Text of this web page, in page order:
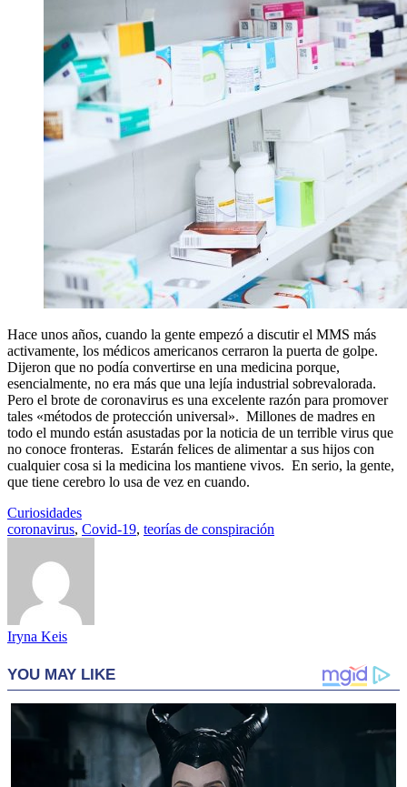
Hace unos años, cuando la gente empezó a discutir el MMS más
activamente, los médicos americanos cerraron la puerta de golpe.
Dijeron que no podía convertirse en una medicina porque,
esencialmente, no era más que una lejía industrial sobrevalorada.
Pero el brote de coronavirus es una excelente razón para promover
tales «métodos de protección universal». Millones de madres en
todo el mundo están asustadas por la noticia de un terrible virus que
no conoce fronteras. Estarán felices de alimentar a sus hijos con
cualquier cosa si la medicina los mantiene vivos. En serio, la gente,
que tiene cerebro lo usa de vez en cuando.
Curiosidades
coronavirus, Covid-19, teorías de conspiración
Iryna Keis